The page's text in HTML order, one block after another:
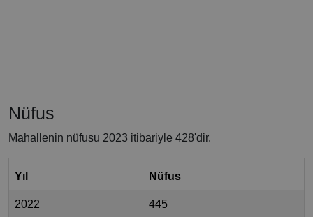
Nüfus
Mahallenin nüfusu 2023 itibariyle 428'dir.
Yıl Nüfus
2022 445